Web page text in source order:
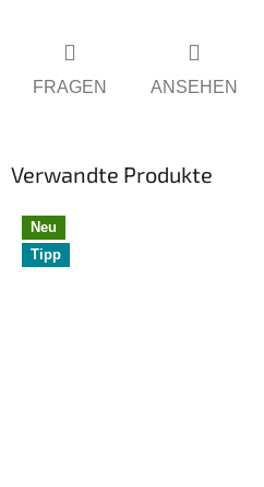
FRAGEN ANSEHEN
Verwandte Produkte
Neu
Tipp